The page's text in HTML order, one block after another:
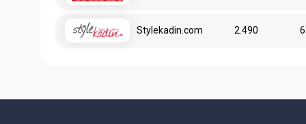
Stylekadin.com 2.490